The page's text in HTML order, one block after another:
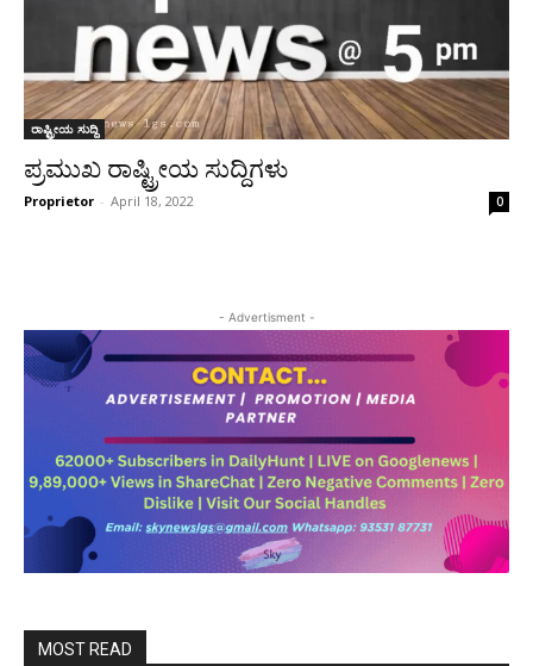
ರಾಷ್ಟ್ರೀಯ ಸುದ್ದಿ
ಪ್ರಮುಖ ರಾಷ್ಟ್ರೀಯ ಸುದ್ದಿಗಳು
Proprietor - April 18, 2022 0
- Advertisment -
MOST READ